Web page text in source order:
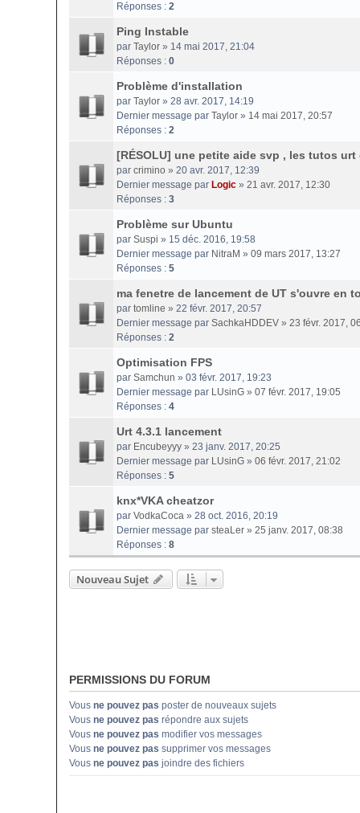
Réponses : 2
Ping Instable
par Taylor » 14 mai 2017, 21:04
Réponses : 0
Problème d'installation
par Taylor » 28 avr. 2017, 14:19
Dernier message par Taylor » 14 mai 2017, 20:57
Réponses : 2
[RÉSOLU] une petite aide svp , les tutos
par crimino » 20 avr. 2017, 12:39
Dernier message par Logic » 21 avr. 2017, 12:30
Réponses : 3
Problème sur Ubuntu
par Suspi » 15 déc. 2016, 19:58
Dernier message par NitraM » 09 mars 2017, 13:27
Réponses : 5
ma fenetre de lancement de UT s'ouvre en
par tomline » 22 févr. 2017, 20:57
Dernier message par SachkaHDDEV » 23 févr. 2017,
Réponses : 2
Optimisation FPS
par Samchun » 03 févr. 2017, 19:23
Dernier message par LUsinG » 07 févr. 2017, 19:05
Réponses : 4
Urt 4.3.1 lancement
par Encubeyyy » 23 janv. 2017, 20:25
Dernier message par LUsinG » 06 févr. 2017, 21:02
Réponses : 5
knx*VKA cheatzor
par VodkaCoca » 28 oct. 2016, 20:19
Dernier message par steaLer » 25 janv. 2017, 08:38
Réponses : 8
Nouveau Sujet
PERMISSIONS DU FORUM
Vous ne pouvez pas poster de nouveaux sujets
Vous ne pouvez pas répondre aux sujets
Vous ne pouvez pas modifier vos messages
Vous ne pouvez pas supprimer vos messages
Vous ne pouvez pas joindre des fichiers